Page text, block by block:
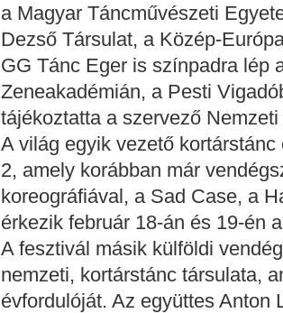
a Magyar Táncművészeti
Dezső Társulat, a Közép-
GG Tánc Eger is színpadra lép
Zeneakadémián, a Pesti
tájékoztatta a szervező
A világ egyik vezető
2, amely korábban már
koreográfiával, a Sad Case, a
érkezik február 18-án és 19-én
A fesztivál másik külföldi
nemzeti, kortárstánc társulata,
évfordulóját. Az együttes Anton